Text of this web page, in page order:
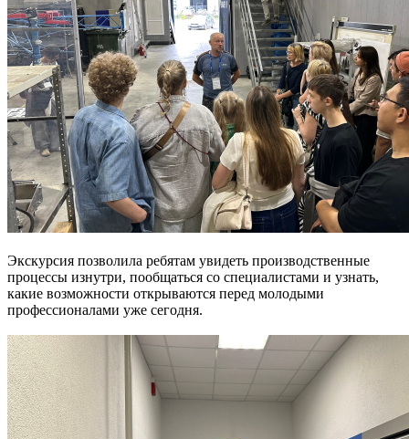
Экскурсия позволила ребятам увидеть производственные
процессы изнутри, пообщаться со специалистами и узнать,
какие возможности открываются перед молодыми
профессионалами уже сегодня.